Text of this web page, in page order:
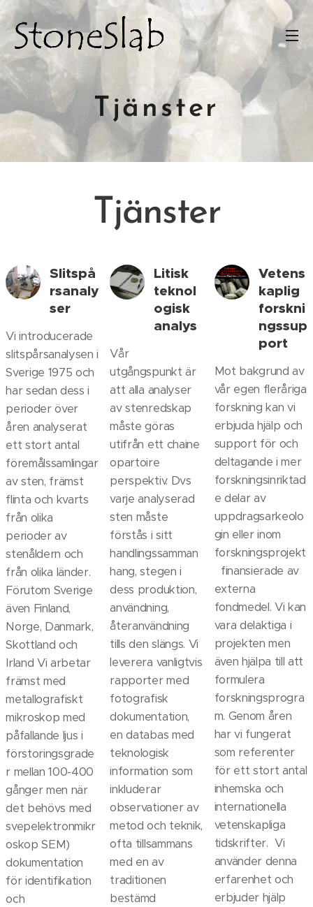
Tjänster
Tjänster
Slitspå
rsanaly
ser
Vi introducerade
slitspårsanalysen i
Sverige 1975 och
har sedan dess i
perioder över
åren analyserat
ett stort antal
föremålssamlingar
av sten, främst
flinta och kvarts
från olika
perioder av
stenåldern och
från olika länder.
Förutom Sverige
även Finland,
Norge, Danmark,
Skottland och
Irland Vi arbetar
främst med
metallografiskt
mikroskop med
påfallande ljus i
förstoringsgrade
r mellan 100-400
gånger men när
det behövs med
svepelektronmikr
oskop SEM)
dokumentation
för identifikation
och
Litisk
teknol
ogisk
analys
Vår
utgångspunkt är
att alla analyser
av stenredskap
måste göras
utifrån ett chaine
opartoire
perspektiv. Dvs
varje analyserad
sten måste
förstås i sitt
handlingssamman
hang, stegen i
dess produktion,
användning,
återanvändning
tills den slängs. Vi
leverera vanligtvis
rapporter med
fotografisk
dokumentation,
en databas med
teknologisk
information som
inkluderar
observationer av
metod och teknik,
ofta tillsammans
med en av
traditionen
bestämd
Vetens
kaplig
forskni
ngssup
port
Mot bakgrund av
vår egen fleråriga
forskning kan vi
erbjuda hjälp och
support för och
deltagande i mer
forskningsinriktad
e delar av
uppdragsarkeolo
gin eller inom
forskningsprojekt
finansierade av
externa
fondmedel. Vi kan
vara delaktiga i
projekten men
även hjälpa till att
formulera
forskningsprogra
m. Genom åren
har vi fungerat
som referenter
för ett stort antal
inhemska och
internationella
vetenskapliga
tidskrifter. Vi
använder denna
erfarenhet och
erbjuder hjälp